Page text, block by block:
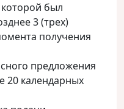
был
3 (трех)
получения
предложения
20 календарных